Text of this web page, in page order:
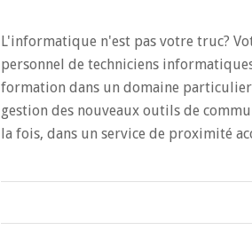
L'informatique n'est pas votre truc?
personnel de techniciens
formation dans un domaine
gestion des nouveaux outils de
la fois, dans un service de proximité